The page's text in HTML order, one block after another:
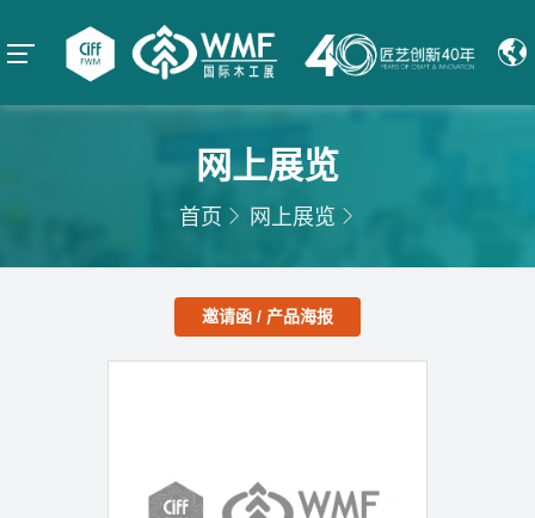
网上展览
首页 网上展览
邀请函 / 产品海报